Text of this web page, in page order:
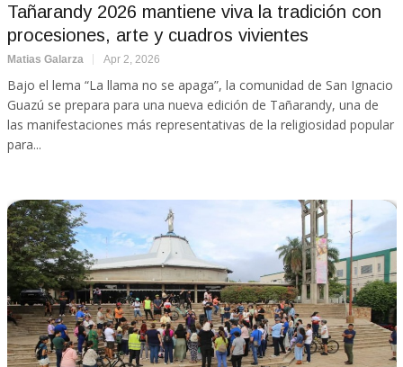
Tañarandy 2026 mantiene viva la tradición con
procesiones, arte y cuadros vivientes
Matias Galarza Apr 2, 2026
Bajo el lema “La llama no se apaga”, la comunidad de San Ignacio
Guazú se prepara para una nueva edición de Tañarandy, una de
las manifestaciones más representativas de la religiosidad popular
para...